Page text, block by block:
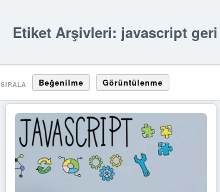
Etiket Arşivleri: javascript geri
SIRALA Beğenilme Görüntülenme